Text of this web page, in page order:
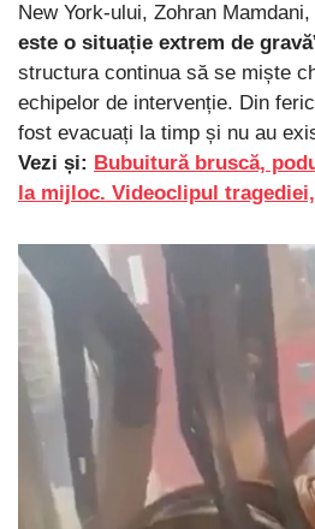
New York-ului, Zohran
este o situație extrem de gravă
structura continua să se miște
echipelor de intervenție. Din
fost evacuați la timp și nu au
Vezi și: Bubuitură bruscă,
la mijloc. Videoclipul